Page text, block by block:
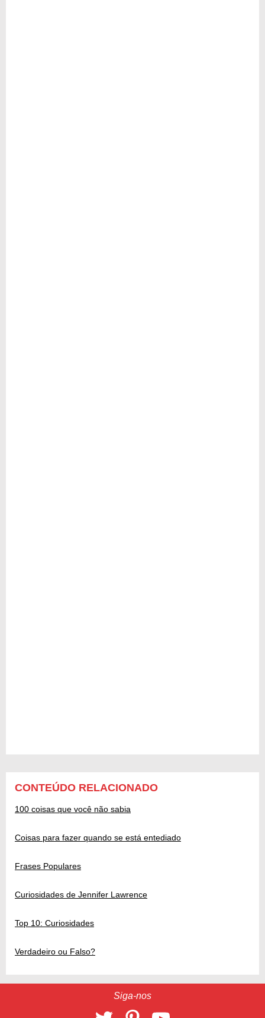
CONTEÚDO RELACIONADO
100 coisas que você não sabia
Coisas para fazer quando se está entediado
Frases Populares
Curiosidades de Jennifer Lawrence
Top 10: Curiosidades
Verdadeiro ou Falso?
Siga-nos